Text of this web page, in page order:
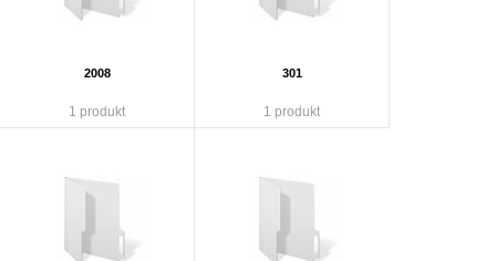
2008
1 produkt
301
1 produkt